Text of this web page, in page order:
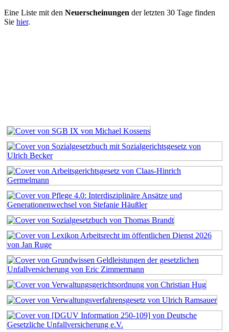
Eine Liste mit den Neuerscheinungen der letzten 30 Tage finden
Sie hier.